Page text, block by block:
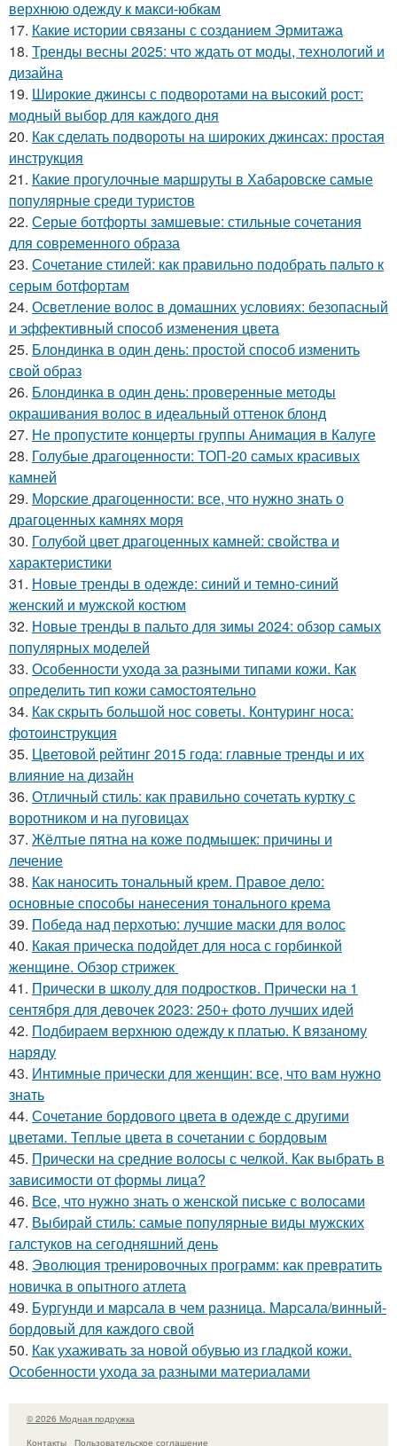
верхнюю одежду к макси-юбкам
17. Какие истории связаны с созданием Эрмитажа
18. Тренды весны 2025: что ждать от моды, технологий и
дизайна
19. Широкие джинсы с подворотами на высокий рост:
модный выбор для каждого дня
20. Как сделать подвороты на широких джинсах: простая
инструкция
21. Какие прогулочные маршруты в Хабаровске самые
популярные среди туристов
22. Серые ботфорты замшевые: стильные сочетания
для современного образа
23. Сочетание стилей: как правильно подобрать пальто к
серым ботфортам
24. Осветление волос в домашних условиях: безопасный
и эффективный способ изменения цвета
25. Блондинка в один день: простой способ изменить
свой образ
26. Блондинка в один день: проверенные методы
окрашивания волос в идеальный оттенок блонд
27. Не пропустите концерты группы Анимация в Калуге
28. Голубые драгоценности: ТОП-20 самых красивых
камней
29. Морские драгоценности: все, что нужно знать о
драгоценных камнях моря
30. Голубой цвет драгоценных камней: свойства и
характеристики
31. Новые тренды в одежде: синий и темно-синий
женский и мужской костюм
32. Новые тренды в пальто для зимы 2024: обзор самых
популярных моделей
33. Особенности ухода за разными типами кожи. Как
определить тип кожи самостоятельно
34. Как скрыть большой нос советы. Контуринг носа:
фотоинструкция
35. Цветовой рейтинг 2015 года: главные тренды и их
влияние на дизайн
36. Отличный стиль: как правильно сочетать куртку с
воротником и на пуговицах
37. Жёлтые пятна на коже подмышек: причины и
лечение
38. Как наносить тональный крем. Правое дело:
основные способы нанесения тонального крема
39. Победа над перхотью: лучшие маски для волос
40. Какая прическа подойдет для носа с горбинкой
женщине. Обзор стрижек
41. Прически в школу для подростков. Прически на 1
сентября для девочек 2023: 250+ фото лучших идей
42. Подбираем верхнюю одежду к платью. К вязаному
наряду
43. Интимные прически для женщин: все, что вам нужно
знать
44. Сочетание бордового цвета в одежде с другими
цветами. Теплые цвета в сочетании с бордовым
45. Прически на средние волосы с челкой. Как выбрать в
зависимости от формы лица?
46. Все, что нужно знать о женской письке с волосами
47. Выбирай стиль: самые популярные виды мужских
галстуков на сегодняшний день
48. Эволюция тренировочных программ: как превратить
новичка в опытного атлета
49. Бургунди и марсала в чем разница. Марсала/винный-
бордовый для каждого свой
50. Как ухаживать за новой обувью из гладкой кожи.
Особенности ухода за разными материалами
© 2026 Модная подружка
Контакты
Пользовательское соглашение